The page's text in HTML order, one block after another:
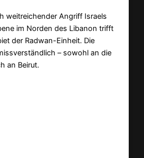
weitreichender Angriff Israels
im Norden des Libanon trifft
der Radwan-Einheit. Die
– sowohl an die
an Beirut.